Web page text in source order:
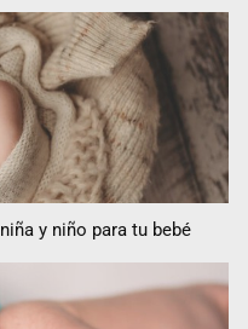
y niño para tu bebé